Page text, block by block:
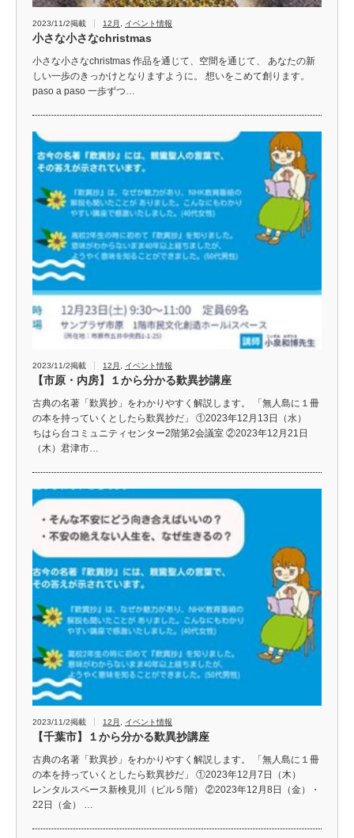
2023/11/2掲載 12月 イベント情報
小さな小さなchristmas
小さな小さなchristmas 作品を通じて、空間を通じて、 あなたの新
しい一歩のきっかけとなりますように。 想いをこめて創ります。
paso a paso 一歩ずつ…
2023/11/2掲載 12月 イベント情報
【市原・内房】１から分かる歎異抄講座
古典の名著「歎異抄」をわかりやすく解説します。 「無人島に１冊
の本を持っていくとしたら歎異抄だ」 ①2023年12月13日（水）
ちはら台コミュニティセンター2階第2会議室 ②2023年12月21日
（木）君津市…
2023/11/2掲載 12月 イベント情報
【千葉市】１から分かる歎異抄講座
古典の名著「歎異抄」をわかりやすく解説します。 「無人島に１冊
の本を持っていくとしたら歎異抄だ」 ①2023年12月7日（木）
レンタルスペース新検見川（ビル５階） ②2023年12月8日（金）・
22日（金） …